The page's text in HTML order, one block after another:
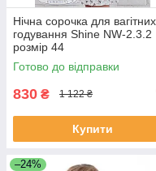
Нічна сорочка для вагітних
годування Shine NW-2.3.2
розмір 44
Готово до відправки
830 ₴ 1 122 ₴
Купити
–24%